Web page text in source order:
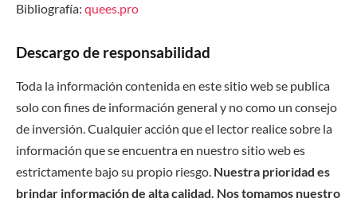
Bibliografía: quees.pro
Descargo de responsabilidad
Toda la información contenida en este sitio web se publica
solo con fines de información general y no como un consejo
de inversión. Cualquier acción que el lector realice sobre la
información que se encuentra en nuestro sitio web es
estrictamente bajo su propio riesgo. Nuestra prioridad es
brindar información de alta calidad. Nos tomamos nuestro